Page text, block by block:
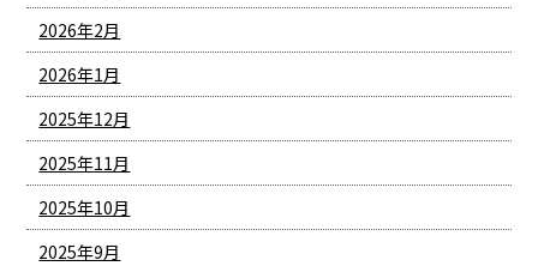
2026年2月
2026年1月
2025年12月
2025年11月
2025年10月
2025年9月